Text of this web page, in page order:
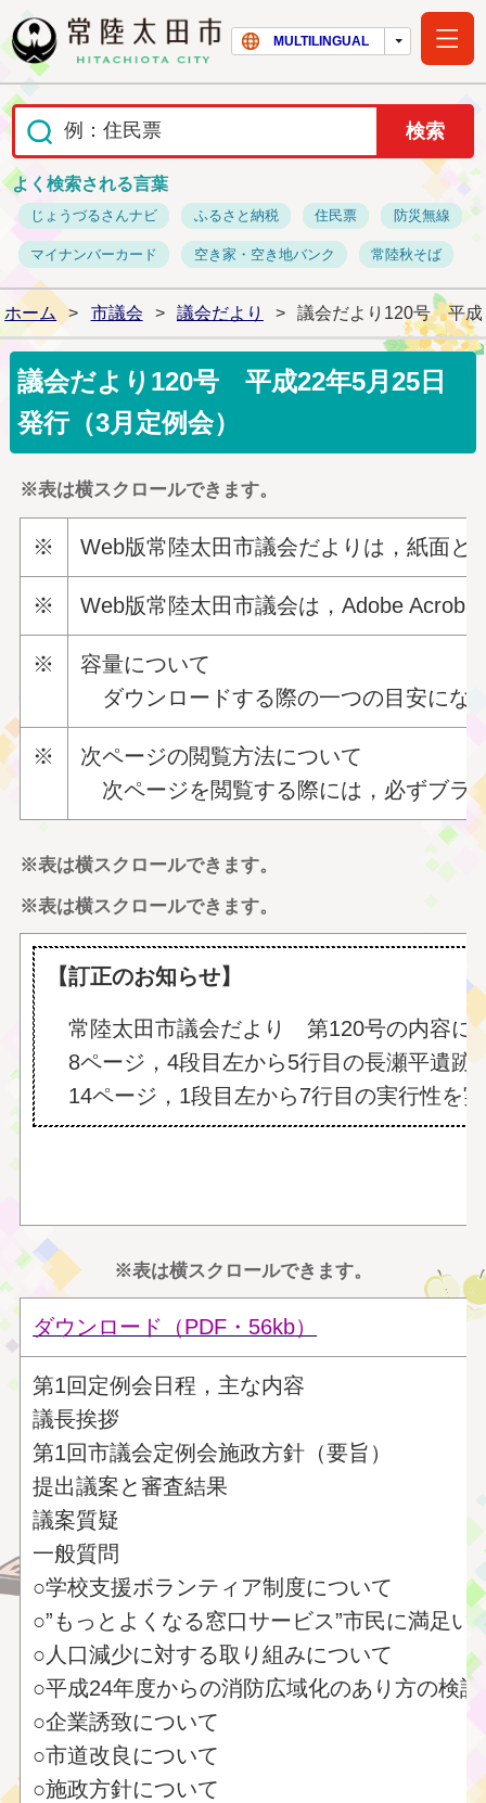
常陸太田市ホー
MULTILINGUAL
よく検索される言葉
じょうづるさんナビ ふるさと納税 住民票 防災無線
マイナンバーカード 空き家・空き地バンク 常陸秋そば
ホーム > 市議会 > 議会だより > 議会だより120号 平成
議会だより120号 平成22年5月25日
発行（3月定例会）
※表は横スクロールできます。
※ Web版常陸太田市議会だよりは，紙面と
※ Web版常陸太田市議会は，Adobe
※
容量について
ダウンロードする際の一つの目安にな
※
次ページの閲覧方法について
次ページを閲覧する際には，必ずブラ
※表は横スクロールできます。
※表は横スクロールできます。
【訂正のお知らせ】
常陸太田市議会だより 第120号の内容に
8ページ，4段目左から5行目の長瀬平遺
14ページ，1段目左から7行目の実行性を
※表は横スクロールできます。
ダウンロード（PDF・56kb）
第1回定例会日程，主な内容
議長挨拶
第1回市議会定例会施政方針（要旨）
提出議案と審査結果
議案質疑
一般質問
○学校支援ボランティア制度について
○”もっとよくなる窓口サービス”市民に満足
○人口減少に対する取り組みについて
○平成24年度からの消防広域化のあり方の検
○企業誘致について
○市道改良について
○施政方針について